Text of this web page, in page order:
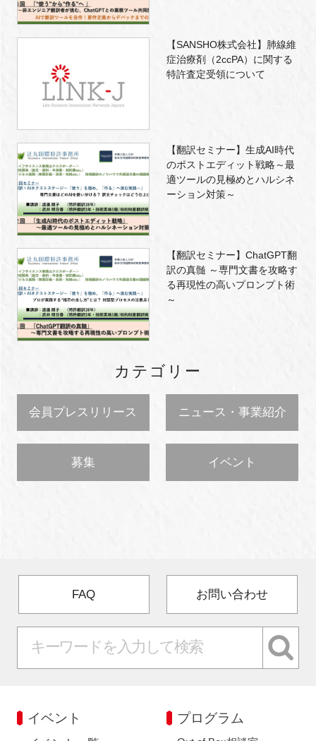
【SANSHO株式会社】肺線維
症治療剤（2ccPA）に関する
特許査定受領について
【翻訳セミナー】生成AI時代
のポストエディット戦略～最
適ツールの見極めとハルシネ
ーション対策～
【翻訳セミナー】ChatGPT翻
訳の真髄 ～専門文書を攻略す
る再現性の高いプロンプト術
～
カテゴリー
会員プレスリリース ニュース・事業紹介
募集 イベント
FAQ お問い合わせ
イベント プログラム